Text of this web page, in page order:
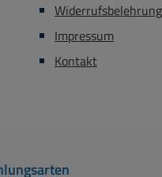
Widerrufsbelehrung
Impressum
Kontakt